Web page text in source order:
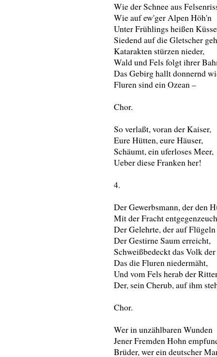
Wie der Schnee aus
Wie auf ew'ger Alpen Höh'n
Unter Frühlings heißen
Siedend auf die Gletscher
Katarakten stürzen nieder,
Wald und Fels folgt ihrer
Das Gebirg hallt donnernd
Fluren sind ein Ozean –
Chor.
So verlaßt, voran der Kaiser,
Eure Hütten, eure Häuser,
Schäumt, ein uferloses Meer,
Ueber diese Franken her!
4.
Der Gewerbsmann, der den
Mit der Fracht
Der Gelehrte, der auf Flügeln
Der Gestirne Saum erreicht,
Schweißbedeckt das Volk
Das die Fluren niedermäht,
Und vom Fels herab der
Der, sein Cherub, auf ihm
Chor.
Wer in unzählbaren Wunden
Jener Fremden Hohn
Brüder, wer ein deutscher